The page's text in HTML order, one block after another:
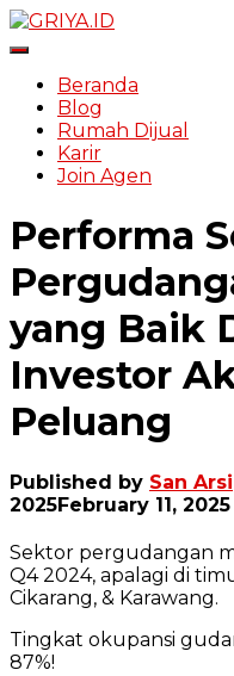
Toggle Navigation
Beranda
Blog
Rumah Dijual
Karir
Join Agen
Performa
yang Baik
Investor
Peluang
Published by San Arsi
2025February 11, 2025
Sektor pergudangan
Q4 2024, apalagi di
Cikarang, & Karawang.
Tingkat okupansi
87%!